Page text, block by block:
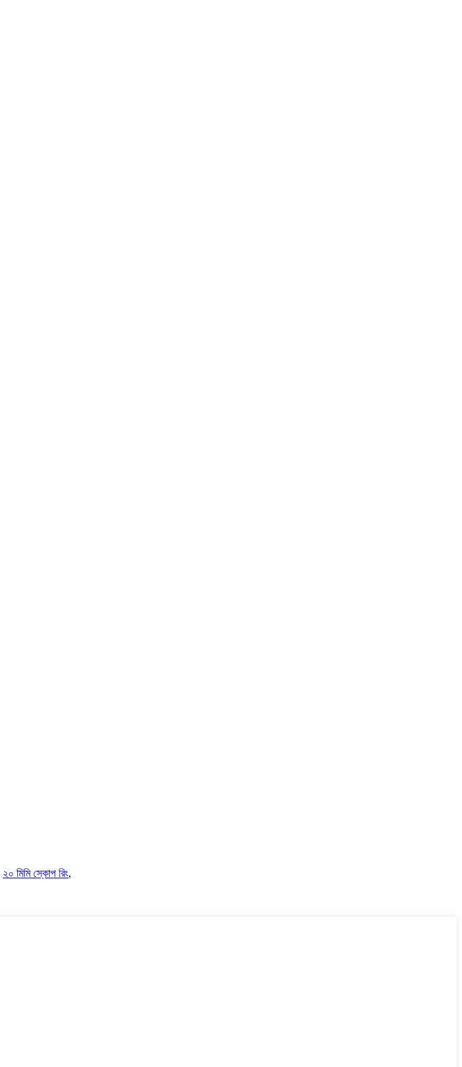
২০ মিমি স্কোপ রিং,